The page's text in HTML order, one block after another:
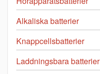
Alkaliska batterier
Knappcellsbatterier
Laddningsbara batterier